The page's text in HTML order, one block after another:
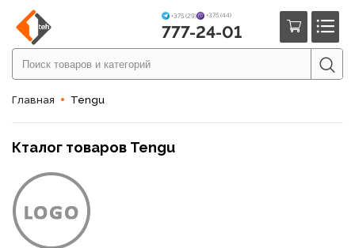
+375 (29) +375 (44)
777-24-01
Главная Tengu
Кталог товаров Tengu